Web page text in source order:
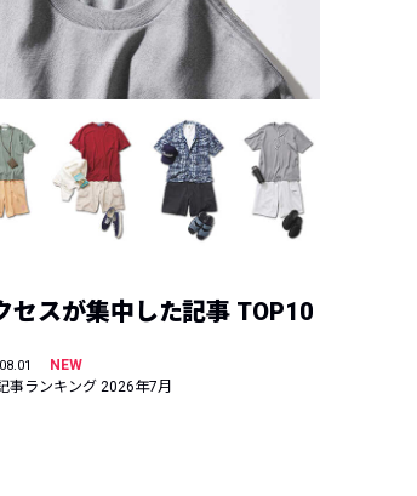
セスが集中した記事 TOP10
NEW
事ランキング 2026年7月